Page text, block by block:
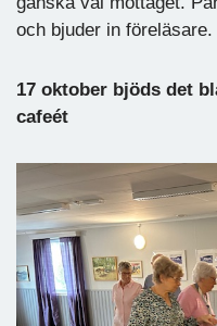
och bjuder in föreläsare.
17 oktober bjöds det
cafeét